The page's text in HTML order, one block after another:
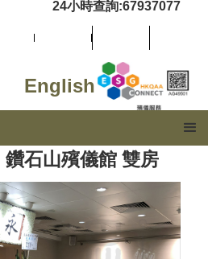
24小時查詢:67937077
English
石山殯儀館 雙房